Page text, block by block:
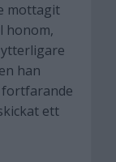
mottagit
honom,
han
fortfarande
ett